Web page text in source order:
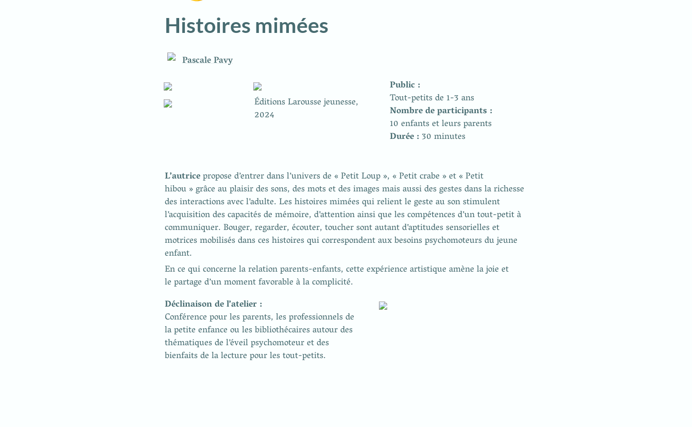
Histoires mimées
Pascale Pavy
Éditions Larousse jeunesse,
2024
Public :
Tout-petits de 1-3 ans
Nombre de participants :
10 enfants et leurs parents
Durée : 30 minutes
L’autrice propose d’entrer dans l’univers de « Petit Loup », « Petit crabe » et « Petit
hibou » grâce au plaisir des sons, des mots et des images mais aussi des gestes dans la richesse
des interactions avec l’adulte. Les histoires mimées qui relient le geste au son stimulent
l’acquisition des capacités de mémoire, d’attention ainsi que les compétences d’un tout-petit à
communiquer. Bouger, regarder, écouter, toucher sont autant d’aptitudes sensorielles et
motrices mobilisés dans ces histoires qui correspondent aux besoins psychomoteurs du jeune
enfant.
En ce qui concerne la relation parents-enfants, cette expérience artistique amène la joie et
le partage d’un moment favorable à la complicité.
Conférence pour les parents, les professionnels de
la petite enfance ou les bibliothécaires autour des
thématiques de l’éveil psychomoteur et des
bienfaits de la lecture pour les tout-petits.